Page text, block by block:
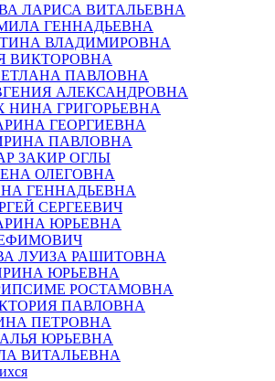
ЛАРИСА ВИТАЛЬЕВНА
ГЕННАДЬЕВНА
ВЛАДИМИРОВНА
ВИКТОРОВНА
ПАВЛОВНА
АЛЕКСАНДРОВНА
НИНА ГРИГОРЬЕВНА
ГЕОРГИЕВНА
ПАВЛОВНА
ЗАКИР ОГЛЫ
ОЛЕГОВНА
ГЕННАДЬЕВНА
СЕРГЕЕВИЧ
ЮРЬЕВНА
ЕФИМОВИЧ
ЛУИЗА РАШИТОВНА
ЮРЬЕВНА
РОСТАМОВНА
ПАВЛОВНА
ПЕТРОВНА
ЮРЬЕВНА
ВИТАЛЬЕВНА